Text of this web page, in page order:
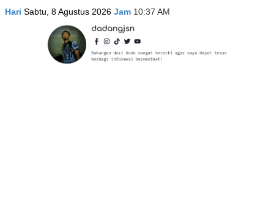
Hari Sabtu, 8 Agustus 2026 Jam 10:37 AM